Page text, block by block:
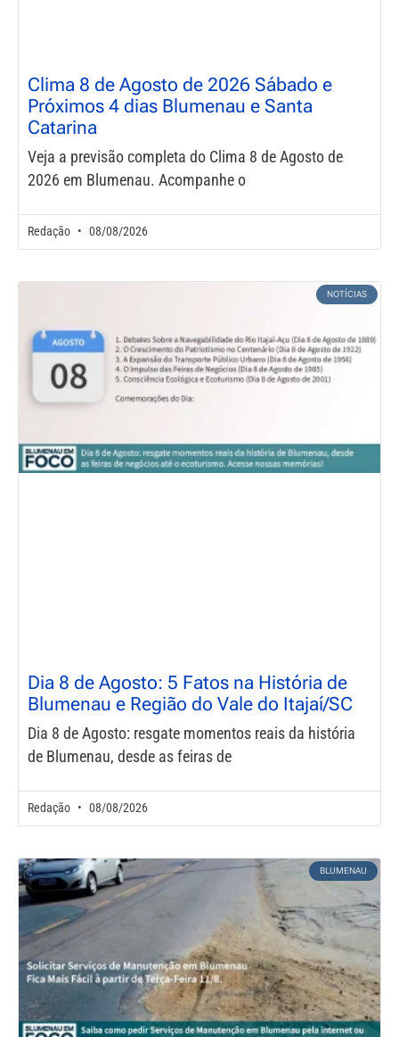
Clima 8 de Agosto de 2026 Sábado e
Próximos 4 dias Blumenau e Santa
Catarina
Veja a previsão completa do Clima 8 de Agosto de
2026 em Blumenau. Acompanhe o
Redação 08/08/2026
NOTÍCIAS
Dia 8 de Agosto: 5 Fatos na História de
Blumenau e Região do Vale do Itajaí/SC
Dia 8 de Agosto: resgate momentos reais da história
de Blumenau, desde as feiras de
Redação 08/08/2026
BLUMENAU